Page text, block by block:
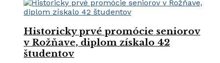
Historicky prvé promócie seniorov
v Rožňave, diplom získalo 42
študentov